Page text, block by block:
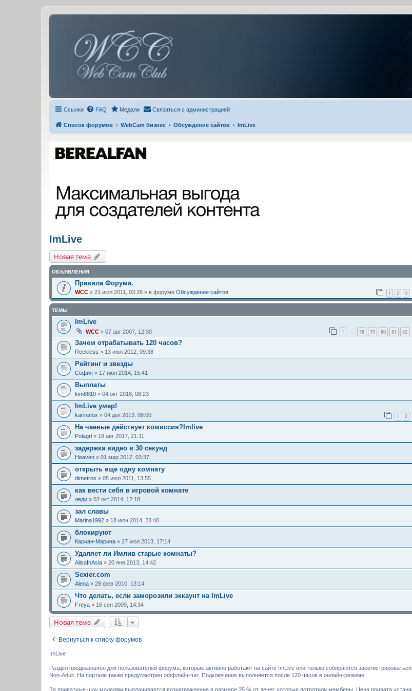
Ссылки FAQ Медали Связаться с администрацией
Список форумов WebCam бизнес Обсуждение сайтов ImLive
ImLive
Новая тема
ОБЪЯВЛЕНИЯ
Правила Форума.
WCC » 21 июл 2011, 03:26 » в форуме Обсуждение сайтов 1 2 3
ТЕМЫ
ImLive
WCC » 07 авг 2007, 12:30 1 78 79 80 81 82
Зачем отрабатывать 120 часов?
Reckless » 13 июл 2012, 09:38
Рейтинг и звезды
София » 17 июл 2014, 15:41
Выплаты
kim8810 » 04 окт 2018, 08:23
ImLive умер!
karinafox » 04 дек 2013, 08:00 1 2
На чаевые действует комиссия?Imlive
Polagrl » 18 авг 2017, 21:11
задержка видео в 30 секунд
Heaven » 01 мар 2017, 03:37
открыть еще одну комнату
dimetros » 05 июл 2011, 13:55
как вести себя в игровой комнате
леди » 02 окт 2014, 12:18
зал славы
Marina1992 » 18 июн 2014, 23:40
блокируют
Кариан-Марина » 27 июл 2013, 17:14
Удаляет ли Имлив старые комнаты?
AlisaInAsia » 20 янв 2013, 14:42
Sexier.com
Alena » 28 фев 2010, 13:14
Что делать, если заморозили эккаунт на ImLive
Freya » 16 сен 2009, 14:34
Новая тема
Вернуться к списку форумов
ImLive
Раздел предназначен для пользователей форума, которые активно работают на сайте ImLive или только собираются
Non-Adult. На портале также предусмотрен оффлайн-чат. Подключение выполняется после 120 часов в онлайн-режиме.
За приватные шоу моделям выплачивается вознаграждение в размере 35 % от денег, которые потратили мемберы. Цена привата